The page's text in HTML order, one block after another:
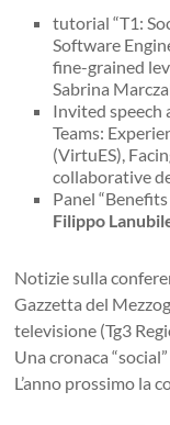
tutorial “T1:
Software
fine-grained
Sabrina
Invited
Teams:
(VirtuES),
collaborative
Panel
Filippo
Notizie sulla
Gazzetta del
televisione (Tg3
Una cronaca
L’anno prossimo la